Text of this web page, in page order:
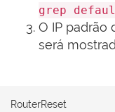
grep
O IP padrão
será
RouterReset